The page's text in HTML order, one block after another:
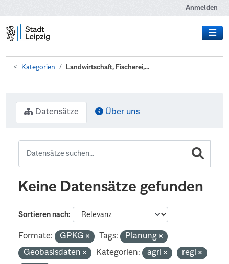
Anmelden
Kategorien Landwirtschaft, Fischerei,...
Datensätze Über uns
Keine Datensätze gefunden
Sortieren nach
Formate: GPKG Tags:
Planung
Geobasisdaten
Kategorien: agri
regi